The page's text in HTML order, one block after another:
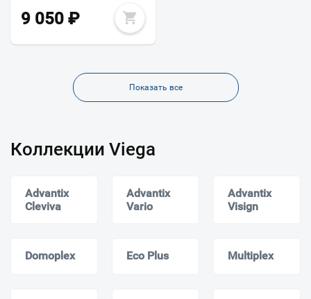
9 050 ₽
Показать все
Коллекции Viega
Advantix
Cleviva
Advantix
Vario
Advantix
Visign
Domoplex Eco Plus Multiplex